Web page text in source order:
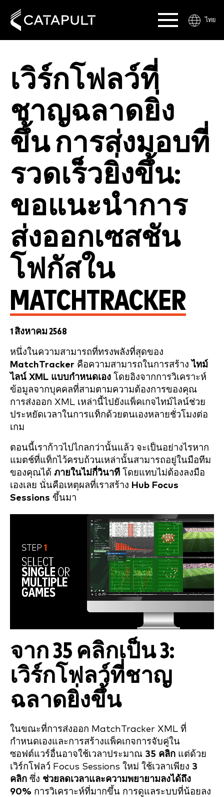
ไทย
เวิร์กโฟลว์ที่
ชาญฉลาดยิ่ง
ขึ้น การส่งมอบที่
รวดเร็วยิ่งขึ้น:
ขอแนะนำการ
ส่งออกเซสชัน
โฟกัสใน
MATCHTRACKER
1 สิงหาคม 2568
หนึ่งในความสามารถที่ทรงพลังที่สุดของ
MatchTracker คือความสามารถในการสร้าง ไทม์
ไลน์ XML แบบกำหนดเอง โดยอิงจากการวิเคราะห์
ข้อมูลจากบุคคลที่สามตามความต้องการของคุณ
การส่งออก XML เหล่านี้ไปยังแพ็คเกจไทม์ไลน์ช่วย
ประหยัดเวลาในการแท็กด้วยตนเองหลายชั่วโมงต่อ
เกม
ตอนนี้เราก้าวไปไกลกว่านั้นแล้ว จะเป็นอย่างไรหาก
แมตช์ที่แท็กไว้ครบถ้วนเหล่านั้นสามารถอยู่ในมือทีม
ของคุณได้ ภายในไม่กี่วินาที โดยแทบไม่ต้องลงมือ
เองเลย นั่นคือเหตุผลที่เราสร้าง Hub Focus
Sessions ขึ้นมา
จาก 35 คลิกเป็น 3:
เวิร์กโฟลว์ที่ชาญ
ฉลาดยิ่งขึ้น
ในขณะที่การส่งออก MatchTracker XML ที่
กำหนดเองและการสร้างแพ็คเกจการจับคู่ใน
ซอฟต์แวร์อื่นอาจใช้เวลาประมาณ 35 คลิก แต่ด้วย
เวิร์กโฟลว์ Focus Sessions ใหม่ ใช้เวลาเพียง 3
คลิก ซึ่ง ช่วยลดเวลาและความพยายามลงได้ถึง
90% การวิเคราะห์ที่มากขึ้น การดูแลระบบที่น้อยลง